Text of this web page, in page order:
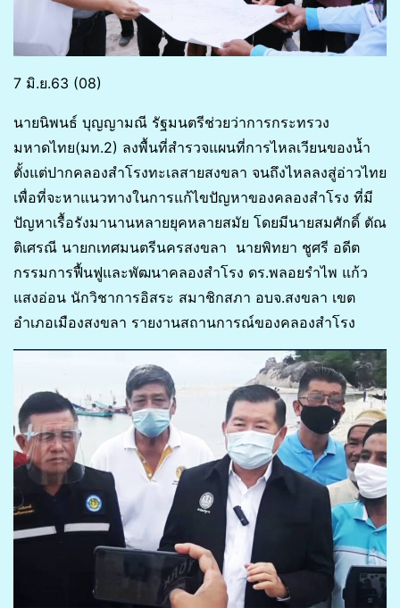
7 มิ.ย.63 (08)
นายนิพนธ์ บุญญามณี รัฐมนตรีช่วยว่าการกระทรวง
มหาดไทย(มท.2)​ ลงพื้นที่สำรวจแผนที่การไหลเวียนของน้ำ
ตั้งแต่ปากคลองสำโรงทะเลสายสงขลา จนถึงไหลลงสู่อ่าวไทย
เพื่อที่จะหาแนวทางในการแก้ไขปัญหาของคลองสำโรง ที่มี
ปัญหาเรื้อรังมานานหลายยุคหลายสมัย โดยมีนายสมศักดิ์ ตัณ
ติเศรณี นายกเทศมนตรีนครสงขลา นายพิทยา ชูศรี อดีต
กรรมการฟื้นฟูและพัฒนาคลองสำโรง ดร.พลอยรำไพ แก้ว
แสงอ่อน นักวิชาการอิสระ สมาชิกสภา อบจ.สงขลา เขต
อำเภอเมืองสงขลา รายงานสถานการณ์ของคลองสำโรง